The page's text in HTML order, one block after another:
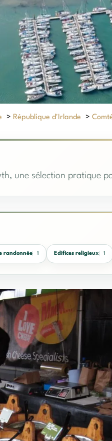
> République d'Irlande >
une sélection pratique
randonnée 1 Edifices religieux 1